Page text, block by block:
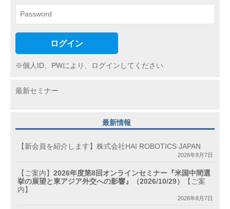
ログイン
※個人ID、PWにより、ログインしてください
最新セミナー
最新情報
【新会員を紹介します】株式会社HAI ROBOTICS JAPAN
2026年8月7日
【ご案内】 2026年度第8回オンラインセミナー『米国中間選
挙の展望と東アジア外交への影響』（2026/10/29）
【ご案
内】
2026年8月7日